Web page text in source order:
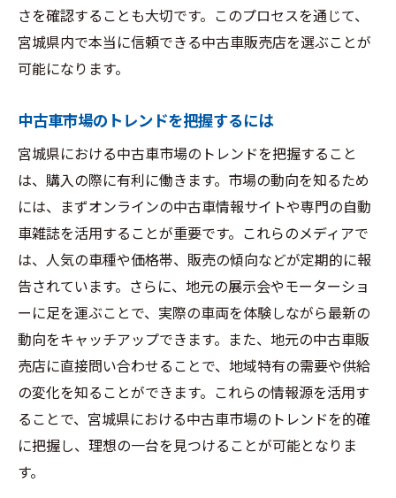
宮城県で中古車を賢く選ぶための実用的ヒント
集
宮城県での中古車選びを成功させるための
中古車の価格と品質を見極める方法
地元の中古車フェアを最大限に活用する方
法
購入時期を見極めて最高のディールを手に
入れる
中古車ローンとその利用法
購入前に知っておくべき契約事項
中古車購入の際に注意すべき宮城県特有の重要
ポイント
宮城県での中古車購入における季節的要因
地域の気候を考慮した車両選択のポイント
中古車購入時に気を付けるべき契約書のチ
さを確認することも大切です。このプロセスを通じて、
宮城県内で本当に信頼できる中古車販売店を選ぶことが
可能になります。
中古車市場のトレンドを把握するには
宮城県における中古車市場のトレンドを把握すること
は、購入の際に有利に働きます。市場の動向を知るため
には、まずオンラインの中古車情報サイトや専門の自動
車雑誌を活用することが重要です。これらのメディアで
は、人気の車種や価格帯、販売の傾向などが定期的に報
告されています。さらに、地元の展示会やモーターショ
ーに足を運ぶことで、実際の車両を体験しながら最新の
動向をキャッチアップできます。また、地元の中古車販
売店に直接問い合わせることで、地域特有の需要や供給
の変化を知ることができます。これらの情報源を活用す
ることで、宮城県における中古車市場のトレンドを的確
に把握し、理想の一台を見つけることが可能となりま
す。